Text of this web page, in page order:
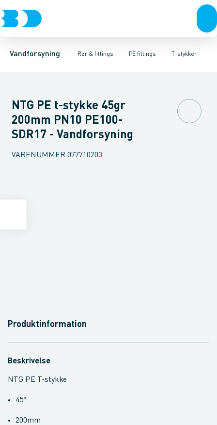
Vandforsyning Rør & fittings
Rør & fittingsKoblinger & anboringerMuffer, klemmer &
PE fittings
PE rørPE EL fittingsPE fittings Duktiljern fittingsT-stykker
Vinkler 90gr.Vinkler 60gr.Vinkler 45gr.Vinkler 30gr.Vinkler
NTG PE t-stykke 45gr
200mm PN10 PE100-
SDR17 - Vandforsyning
VARENUMMER 077710203
Produktinformation
Beskrivelse
NTG PE T-stykke
45°
200mm